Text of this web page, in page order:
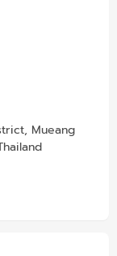
Mueang